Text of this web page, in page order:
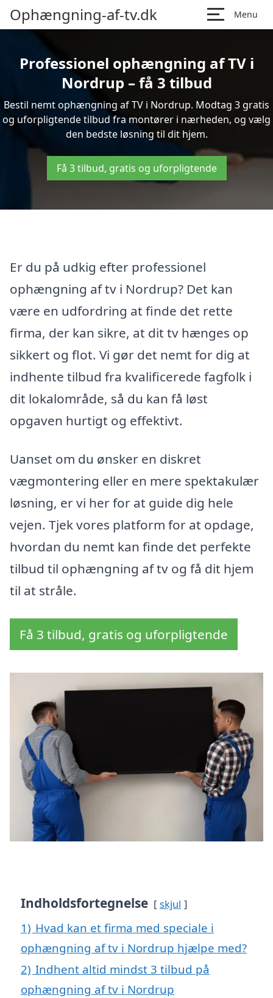
Ophængning-af-tv.dk Menu
Professionel ophængning af TV i
Nordrup – få 3 tilbud
Bestil nemt ophængning af TV i Nordrup. Modtag 3 gratis
og uforpligtende tilbud fra montører i nærheden, og vælg
den bedste løsning til dit hjem.
Få 3 tilbud, gratis og uforpligtende
Er du på udkig efter professionel
ophængning af tv i Nordrup? Det kan
være en udfordring at finde det rette
firma, der kan sikre, at dit tv hænges op
sikkert og flot. Vi gør det nemt for dig at
indhente tilbud fra kvalificerede fagfolk i
dit lokalområde, så du kan få løst
opgaven hurtigt og effektivt.
Uanset om du ønsker en diskret
vægmontering eller en mere spektakulær
løsning, er vi her for at guide dig hele
vejen. Tjek vores platform for at opdage,
hvordan du nemt kan finde det perfekte
tilbud til ophængning af tv og få dit hjem
til at stråle.
Få 3 tilbud, gratis og uforpligtende
Indholdsfortegnelse skjul
1) Hvad kan et firma med speciale i
ophængning af tv i Nordrup hjælpe med?
2) Indhent altid mindst 3 tilbud på
ophængning af tv i Nordrup